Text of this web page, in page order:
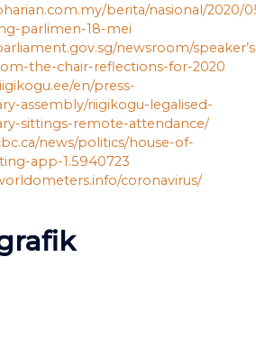
berita/nasional/2020/
parlimen-18-mei
newsroom/
the-chair-reflections-for-2020
en/press-
assembly/riigikogu-legalised-
sittings-remote-attendance/
news/politics/house-of-
app-1.5940723
coronavirus/